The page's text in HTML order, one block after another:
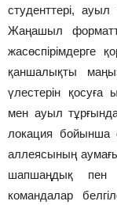
студенттері,
Жаңашыл
жасөспірімдерге
қаншалықты
үлестерін қосуға
мен ауыл
локация бойынша
аллеясының
шапшаңдық пен
командалар